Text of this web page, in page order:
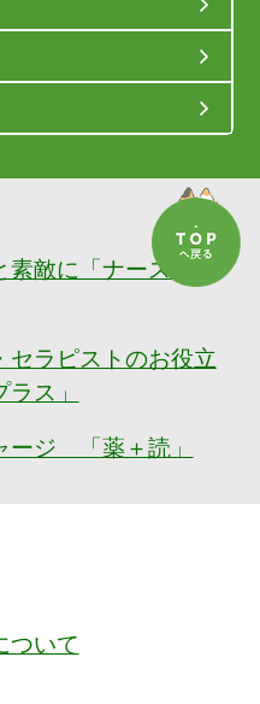
敵に「ナースぷら
セラピストのお役立
ス」
ージ 「薬＋読」
ついて